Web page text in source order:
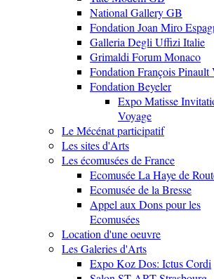
National Gallery GB
Fondation Joan Miro
Galleria Degli Uffizi Italie
Grimaldi Forum Monaco
Fondation François Pinault
Fondation Beyeler
Expo Matisse
Voyage
Le Mécénat participatif
Les sites d'Arts
Les écomusées de France
Ecomusée La Haye de
Ecomusée de la Bresse
Appel aux Dons pour les
Ecomusées
Location d'une oeuvre
Les Galeries d'Arts
Expo Koz Dos: Ictus Cordi